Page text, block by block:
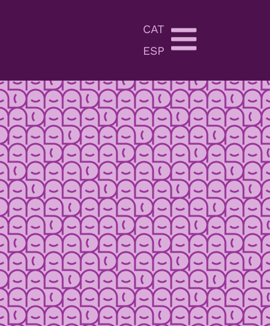
CAT
ESP